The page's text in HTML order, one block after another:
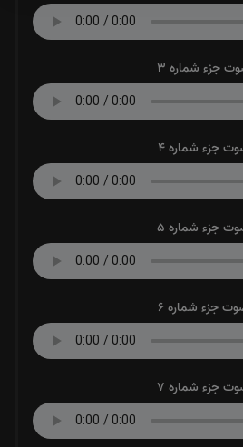
جزء شماره 3
جزء شماره 4
جزء شماره 5
جزء شماره 6
جزء شماره 7